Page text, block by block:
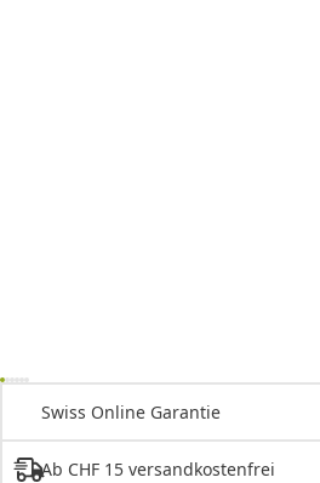
Swiss Online Garantie
Ab CHF 15 versandkostenfrei